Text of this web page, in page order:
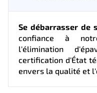
Se débarrasser de
confiance à
l'élimination
certification d'État
envers la qualité et